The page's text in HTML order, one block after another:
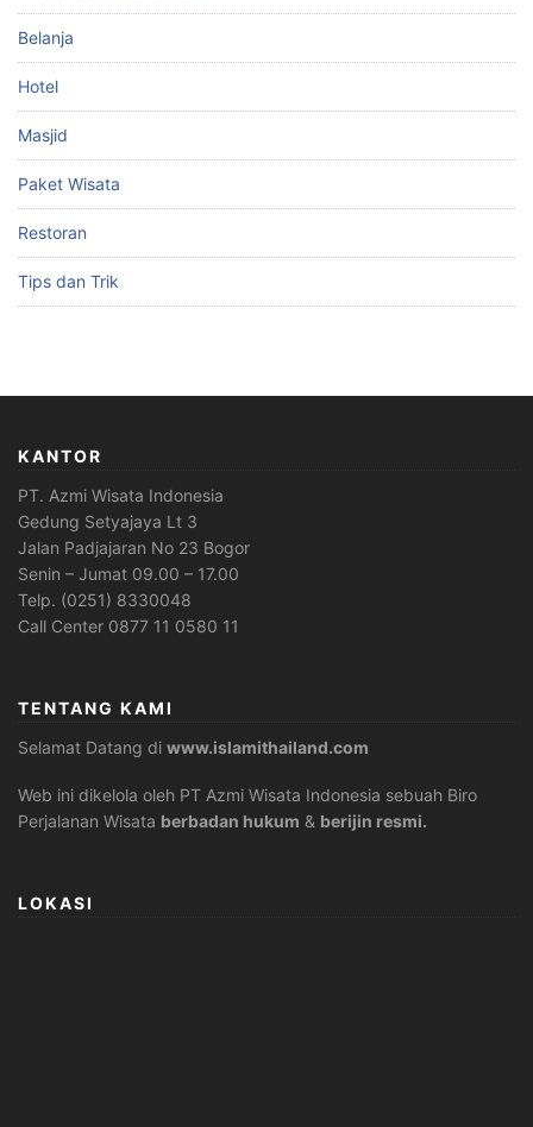
Belanja
Hotel
Masjid
Paket Wisata
Restoran
Tips dan Trik
KANTOR
PT. Azmi Wisata Indonesia
Gedung Setyajaya Lt 3
Jalan Padjajaran No 23 Bogor
Senin – Jumat 09.00 – 17.00
Telp. (0251) 8330048
Call Center 0877 11 0580 11
TENTANG KAMI
Selamat Datang di www.islamithailand.com
Web ini dikelola oleh PT Azmi Wisata Indonesia sebuah Biro
Perjalanan Wisata berbadan hukum & berijin resmi.
LOKASI